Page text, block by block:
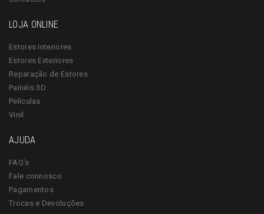
LOJA ONLINE
Estores Interiores
Estores Exteriores
Reparação de Estores
Painéis 3D
Películas
Vinil
AJUDA
FAQ’s
Fale connosco
Pagamentos
Trocas e Devoluções